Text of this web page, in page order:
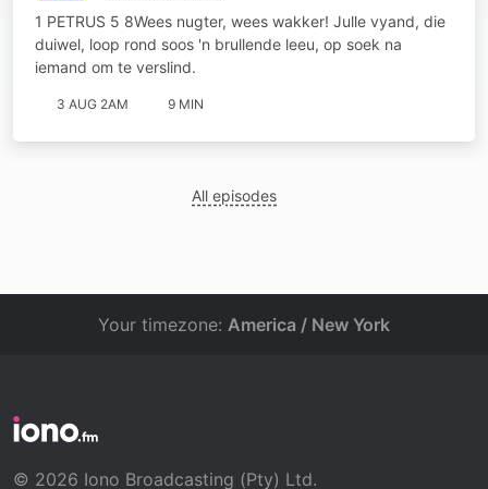
1 PETRUS 5 8Wees nugter, wees wakker! Julle vyand, die
duiwel, loop rond soos 'n brullende leeu, op soek na
iemand om te verslind.
3 AUG 2AM 9 MIN
All episodes
Your timezone: America / New York
© 2026 Iono Broadcasting (Pty) Ltd.